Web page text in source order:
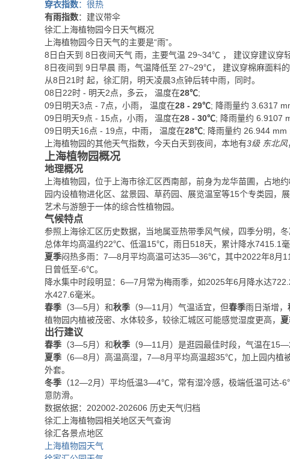
穿衣指数：很热
有雨指数：建议带伞
徐汇上海植物园今日天气概况
上海植物园今日天气的主要是“雨”。
8日白天到 8日夜间天气 雨，主要气温 29~34℃ ， 建议穿建议穿
8日夜间到 9日早晨 雨，气温降低至 27~29℃， 建议穿棉麻面料
从8日21时 起，徐汇阴，明天凌晨3点钟后转中雨，同时。
08日22时 - 明天2点，多云， 温度在28℃;
09日明天3点 - 7点，小雨， 温度在28 - 29℃; 降雨量约 3.6317
09日明天9点 - 15点，小雨， 温度在28 - 30℃; 降雨量约 6.9107
09日明天16点 - 19点，中雨， 温度在28℃; 降雨量约 26.944 mm
上海植物园的其他天气指数，今天白天到夜间，本地有3级 东北风
上海植物园概况
地理概况
上海植物园，位于上海市徐汇区西南部，前身为龙华苗圃，占地
园内设植物进化区、盆景园、草药园、展览温室等15个专类园，
艺术与游憩于一体的综合性植物园。
气候特点
参照上海徐汇区历史数据，当地属亚热带季风气候，四季分明，冬
总体年均高温约22℃、低温15℃，雨日518天，累计降水7415.1毫
夏季闷热多雨：7—8月平均高温可达35—36℃，其中2022年8月
日曾低至-6℃。
降水集中时段明显：6—7月常为梅雨季，如2025年6月降水达
水427.6毫米。
春季 （3—5月）和秋季 （9—11月）气温适宜，但春季雨日渐增，
植物园内植被茂密、水体较多，较徐汇城区可能感觉湿度更高，
出行建议
春季 （3—5月）和秋季 （9—11月）是逛园最佳时段，气温在
夏季 （6—8月）高温高湿，7—8月平均高温超35℃，加上园内植
外套。
冬季 （12—2月）平均低温3—4℃，常有湿冷感，极端低温可达-
意防滑。
数据依据：202002-202606 历史天气归档
徐汇上海植物园相关地区天气查询
徐汇各景点地区
上海植物园天气